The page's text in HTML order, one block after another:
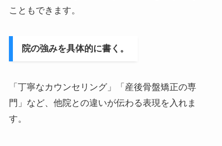
こともできます。
院の強みを具体的に書く。
「丁寧なカウンセリング」「産後骨盤矯正の専
門」など、他院との違いが伝わる表現を入れま
す。